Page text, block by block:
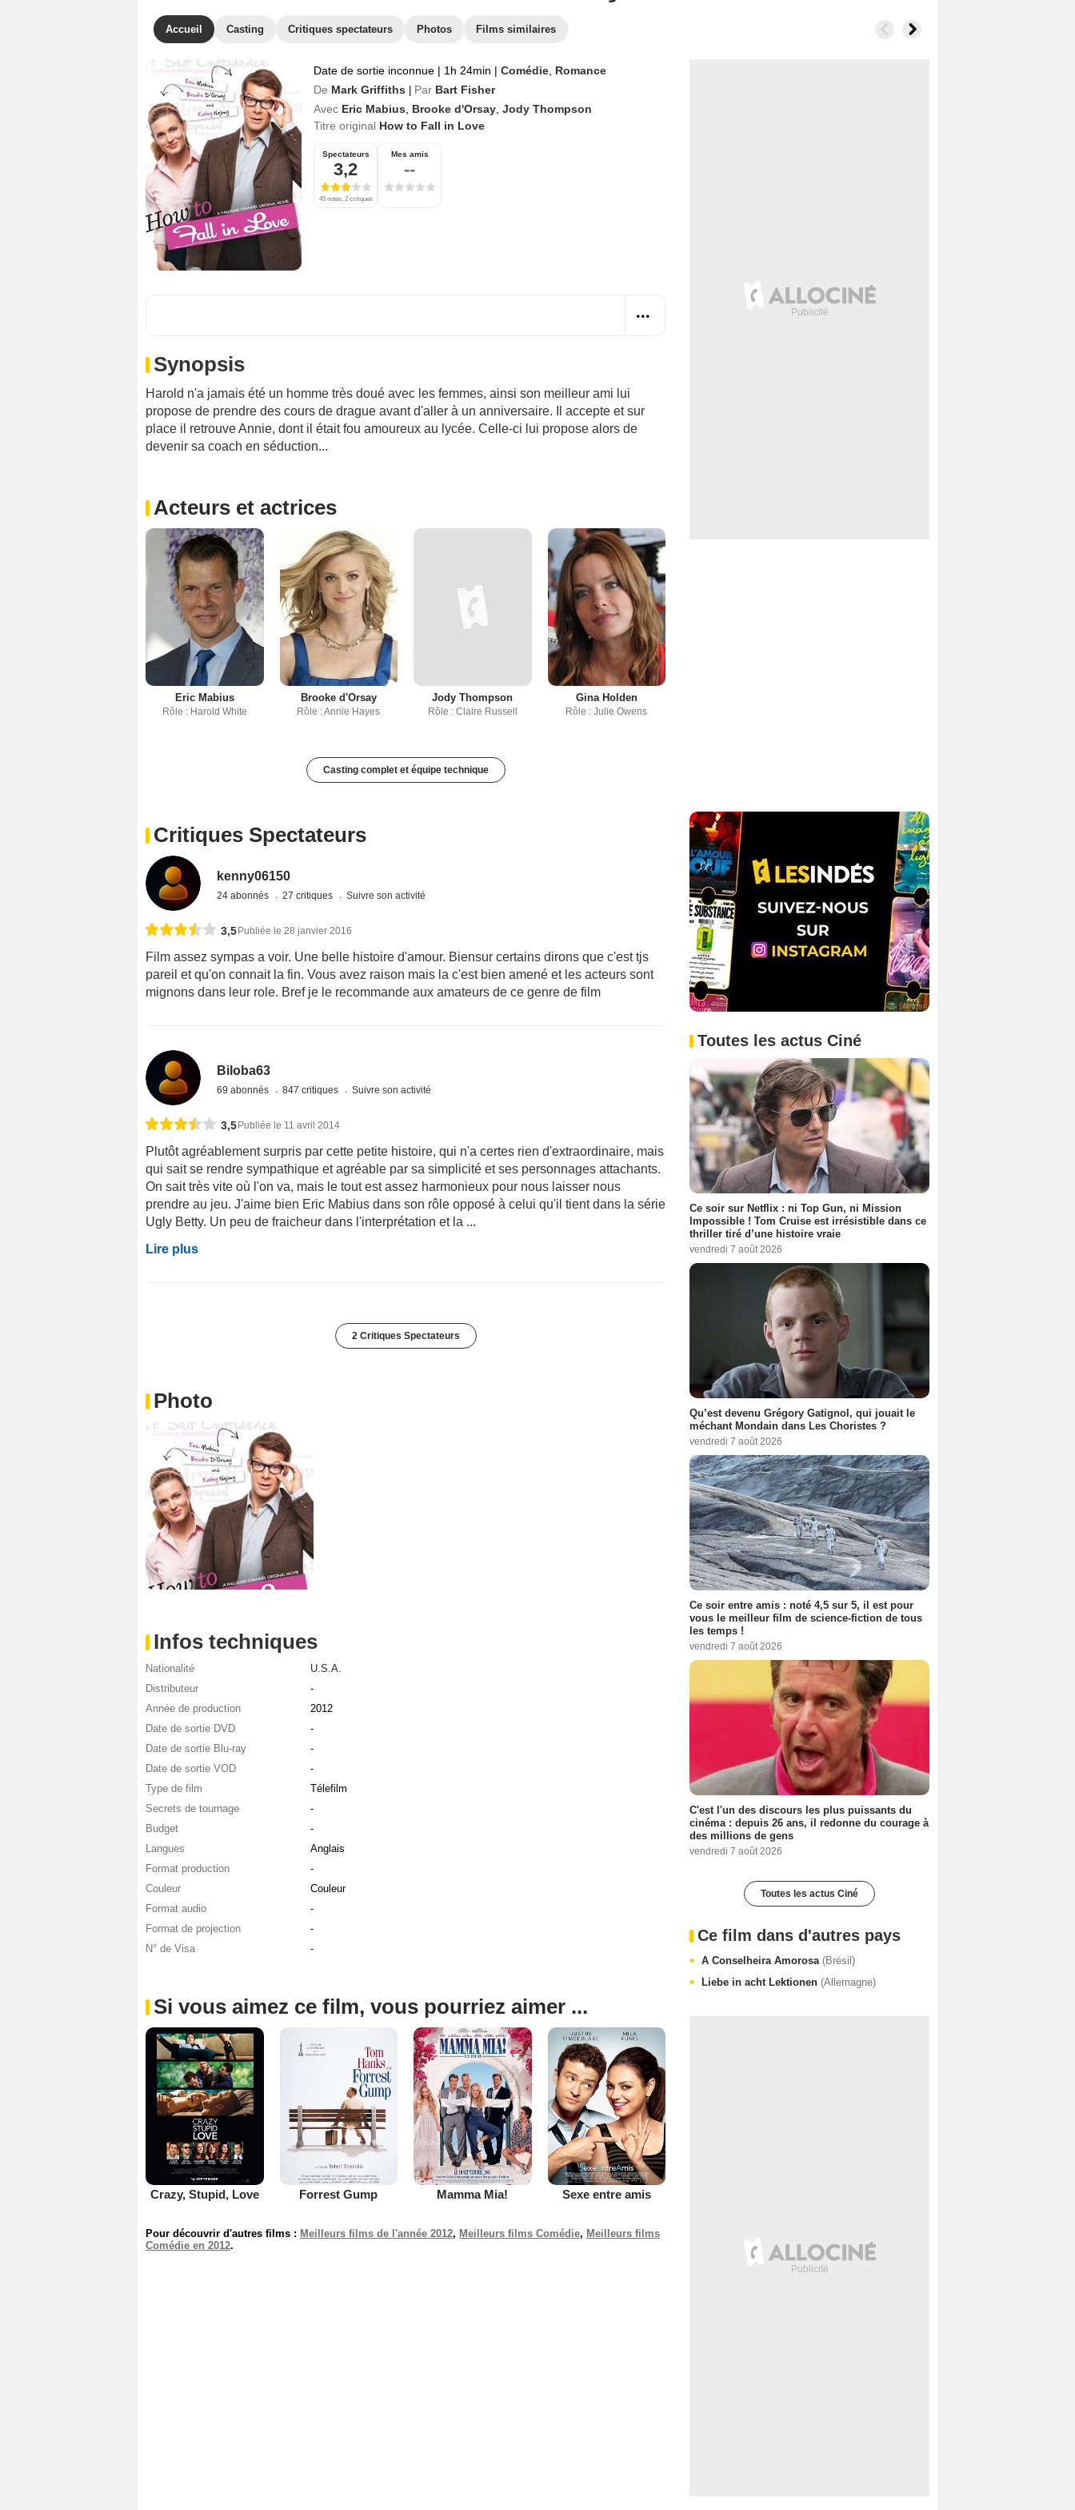
Accueil Casting Critiques spectateurs Photos Films similaires
Date de sortie inconnue | 1h 24min | Comédie Romance
De Mark Griffiths Par Bart Fisher
Avec Eric Mabius Brooke d'Orsay Jody Thompson
Titre original How to Fall in Love
Spectateurs
3,2
45 notes, 2 critiques
Mes amis
--
Synopsis
Harold n'a jamais été un homme très doué avec les femmes, ainsi son meilleur ami lui
propose de prendre des cours de drague avant d'aller à un anniversaire. Il accepte et sur
place il retrouve Annie, dont il était fou amoureux au lycée. Celle-ci lui propose alors de
devenir sa coach en séduction...
Acteurs et actrices
Eric Mabius
Rôle : Harold White
Brooke d'Orsay
Rôle : Annie Hayes
Jody Thompson
Rôle : Claire Russell
Gina Holden
Rôle : Julie Owens
Casting complet et équipe technique
Critiques Spectateurs
kenny06150
24 abonnés 27 critiques Suivre son activité
3,5 Publiée le 28 janvier 2016
Film assez sympas a voir. Une belle histoire d'amour. Biensur certains dirons que c'est tjs
pareil et qu'on connait la fin. Vous avez raison mais la c'est bien amené et les acteurs sont
mignons dans leur role. Bref je le recommande aux amateurs de ce genre de film
Biloba63
69 abonnés 847 critiques Suivre son activité
3,5 Publiée le 11 avril 2014
Plutôt agréablement surpris par cette petite histoire, qui n'a certes rien d'extraordinaire, mais
qui sait se rendre sympathique et agréable par sa simplicité et ses personnages attachants.
On sait très vite où l'on va, mais le tout est assez harmonieux pour nous laisser nous
prendre au jeu. J'aime bien Eric Mabius dans son rôle opposé à celui qu'il tient dans la série
Ugly Betty. Un peu de fraicheur dans l'interprétation et la ...
Lire plus
2 Critiques Spectateurs
Photo
Infos techniques
Nationalité
U.S.A.
Distributeur
-
Année de production
2012
Date de sortie DVD
-
Date de sortie Blu-ray
-
Date de sortie VOD
-
Type de film
Télefilm
Secrets de tournage
-
Budget
-
Langues
Anglais
Format production
-
Couleur
Couleur
Format audio
-
Format de projection
-
N° de Visa
-
Si vous aimez ce film, vous pourriez aimer ...
Crazy, Stupid, Love Forrest Gump Mamma Mia! Sexe entre amis
Pour découvrir d'autres films : Meilleurs films de l'année 2012, Meilleurs films Comédie, Meilleurs films
Comédie en 2012.
Toutes les actus Ciné
Ce soir sur Netflix : ni Top Gun, ni Mission
Impossible ! Tom Cruise est irrésistible dans ce
thriller tiré d’une histoire vraie
vendredi 7 août 2026
Qu’est devenu Grégory Gatignol, qui jouait le
méchant Mondain dans Les Choristes ?
vendredi 7 août 2026
Ce soir entre amis : noté 4,5 sur 5, il est pour
vous le meilleur film de science-fiction de tous
les temps !
vendredi 7 août 2026
C'est l'un des discours les plus puissants du
cinéma : depuis 26 ans, il redonne du courage à
des millions de gens
vendredi 7 août 2026
Toutes les actus Ciné
Ce film dans d'autres pays
A Conselheira Amorosa (Brésil)
Liebe in acht Lektionen (Allemagne)